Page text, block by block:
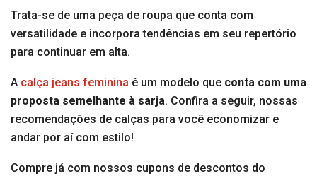
Trata-se de uma peça de roupa que conta com
versatilidade e incorpora tendências em seu repertório
para continuar em alta.
A calça jeans feminina é um modelo que conta com uma
proposta semelhante à sarja. Confira a seguir, nossas
recomendações de calças para você economizar e
andar por aí com estilo!
Compre já com nossos cupons de descontos do